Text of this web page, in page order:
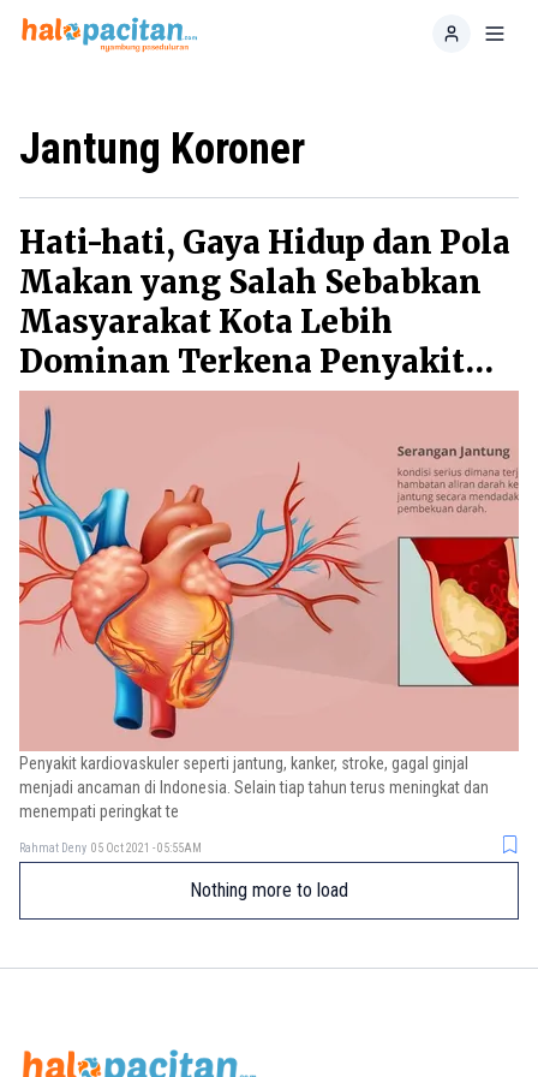
Home
Jantung Koroner
Hati-hati, Gaya Hidup dan Pola
Makan yang Salah Sebabkan
Masyarakat Kota Lebih
Dominan Terkena Penyakit
Jantung Koroner Di Indonesia
Penyakit kardiovaskuler seperti jantung, kanker, stroke, gagal ginjal
menjadi ancaman di Indonesia. Selain tiap tahun terus meningkat dan
menempati peringkat te
Rahmat Deny 05 Oct 2021 - 05:55AM
Nothing more to load